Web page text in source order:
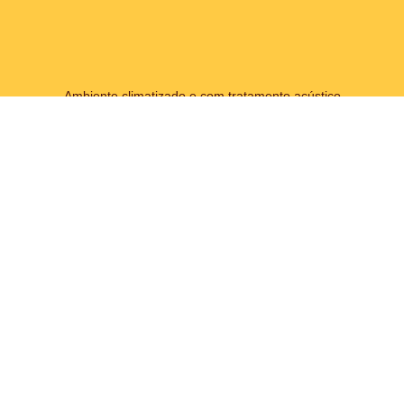
Ambiente climatizado e com tratamento acústico